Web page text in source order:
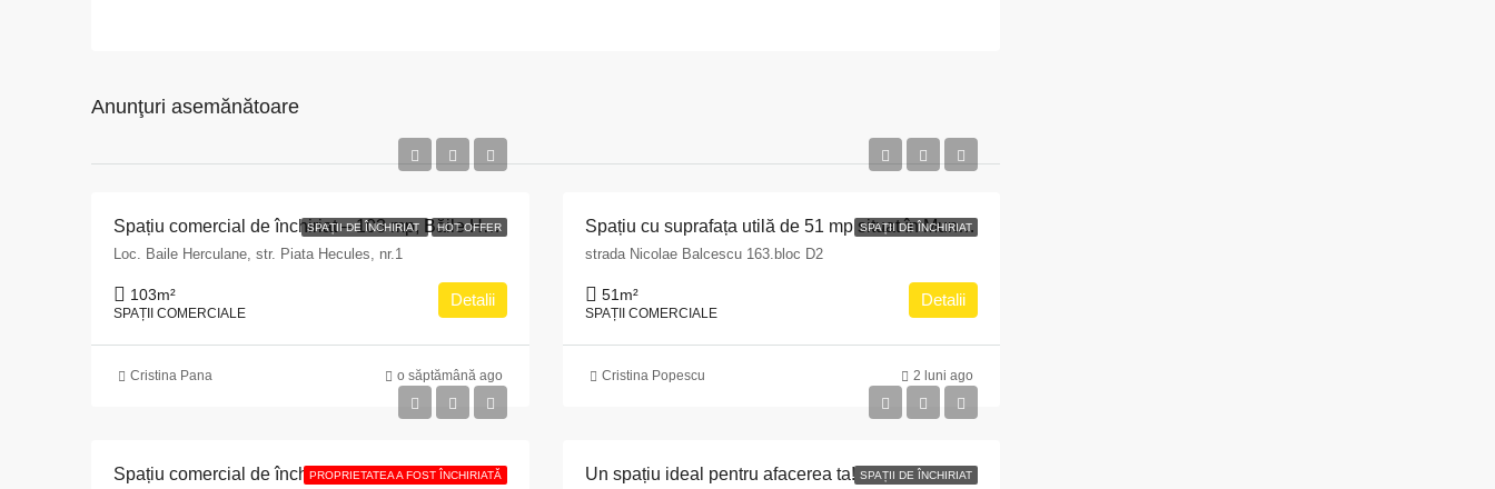
Anunţuri asemănătoare
SPAȚII DE ÎNCHIRIAT HOT OFFER
Spațiu comercial de închiriat – 103 mp, Băile Herculane
Loc. Baile Herculane, str. Piata Hecules, nr.1
103m²
SPAȚII COMERCIALE
Detalii
Cristina Pana o săptămână ago
SPAȚII DE ÎNCHIRIAT
Spațiu cu suprafața utilă de 51 mp situat în Municipiul Pitești, str. Nicolae Bălcescu nr. 163, bloc D2, județul Argeș
strada Nicolae Balcescu 163.bloc D2
51 m²
SPAȚII COMERCIALE
Detalii
Cristina Popescu 2 luni ago
PROPRIETATEA A FOST ÎNCHIRIATĂ
Spațiu comercial de închiriat cu suprafața de 70,34 mp situat în Municipiul București, Bulevardul Pache Protopopescu, nr. 15, sector 2 SPAȚII DE ÎNCHIRIAT
Un spațiu ideal pentru afacerea ta!